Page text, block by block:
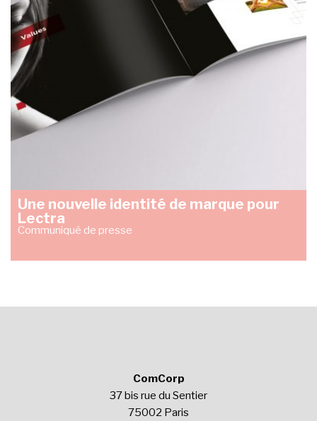
Une nouvelle identité de marque pour
Lectra
Communiqué de presse
ComCorp
37 bis rue du Sentier
75002 Paris